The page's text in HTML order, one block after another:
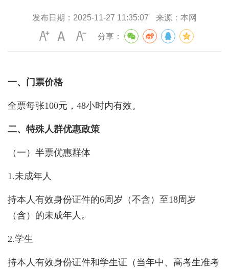
发布日期： 2025-11-27 11:35:07 来源： 本网
分享：
一、门票价格
全票每张100元，48小时内有效。
二、特殊人群优惠政策
（一）半票优惠群体
1.未成年人
持本人有效身份证件的6周岁（不含）至18周岁
（含）的未成年人。
2.学生
持本人有效身份证件和学生证（当年中、高考生准考